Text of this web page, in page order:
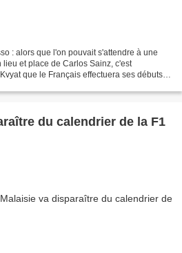
: alors que l'on pouvait s'attendre à une
et place de Carlos Sainz, c'est
que le Français effectuera ses débuts
du calendrier de la F1